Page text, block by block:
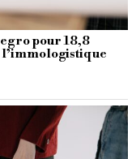
pour 18,8